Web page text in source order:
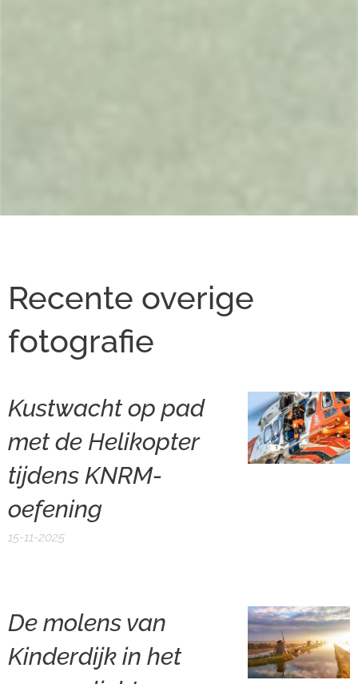
Recente overige
fotografie
Kustwacht op pad
met de Helikopter
tijdens KNRM-
oefening
15-11-2025
De molens van
Kinderdijk in het